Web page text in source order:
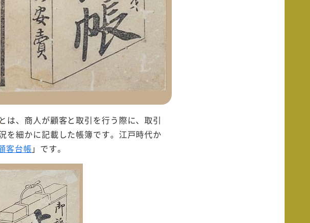
とは、商人が顧客と取引を行う際に、取引
を細かに記載した帳簿です。江戸時代か
客台帳」です。